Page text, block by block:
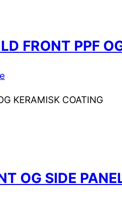
FRONT PPF
KERAMISK COATING
OG SIDE